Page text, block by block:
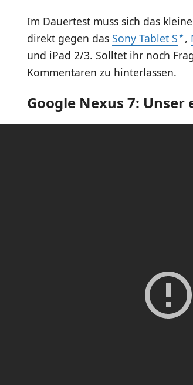
Im Dauertest muss sich das
direkt gegen das Sony Tablet S ,
und iPad 2/3. Solltet ihr noch
Kommentaren zu hinterlassen.
Google Nexus 7: